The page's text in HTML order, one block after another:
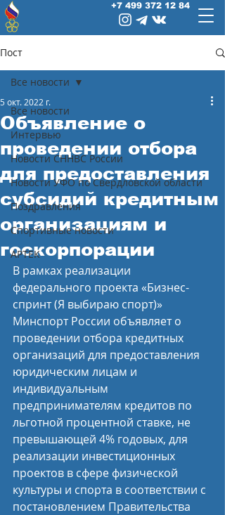
+7 499 372 12 84
Пост
Все новости
Интервью
Новости СННВС России
Новости УФО по Свердловской области
Поздравления
Спортивные новости
АРТЕК
Все новости
Объявление о
проведении отбора
для предоставления
субсидий кредитным
организациям и
госкорпорации
5 окт. 2022 г.
В рамках реализации
федерального проекта «Бизнес-
спринт (Я выбираю спорт)»
Минспорт России объявляет о
проведении отбора кредитных
организаций для предоставления
юридическим лицам и
индивидуальным
предпринимателям кредитов по
льготной процентной ставке, не
превышающей 4% годовых, для
реализации инвестиционных
проектов в сфере физической
культуры и спорта в соответствии с
постановлением Правительства